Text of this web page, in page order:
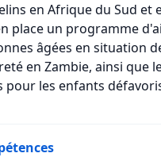
en Afrique du Sud et
place un programme
âgées en situation
en Zambie, ainsi que
pour les enfants